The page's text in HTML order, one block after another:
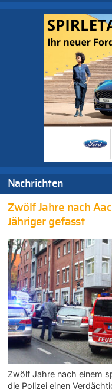
Nachrichten
Zwölf Jahre nach
Jähriger gefasst
Zwölf Jahre nach einem
die Polizei einen